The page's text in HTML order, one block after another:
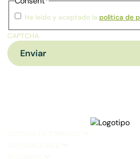
He leído y aceptado la política de
CAPTCHA